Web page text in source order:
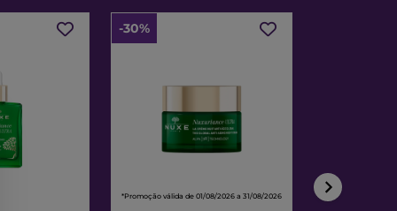
-30%
*Promoção válida de 01/08/2026 a 31/08/2026 *Promoção válida